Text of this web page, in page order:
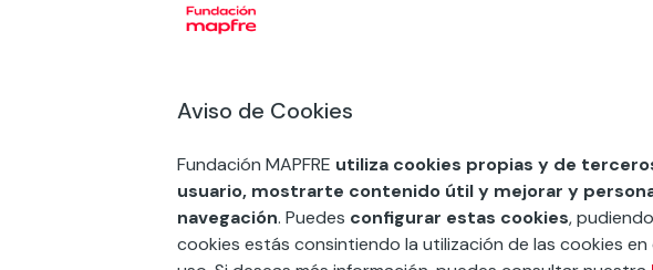
Exposiciones en Barcelona
COMPRAR ENTRADA
Premios y ayudas
FSE+
Aviso de Cookies
Fundación MAPFRE utiliza cookies propias y de
usuario, mostrarte contenido útil y mejorar y
navegación. Puedes configurar estas cookies,
cookies estás consintiendo la utilización de las cookies